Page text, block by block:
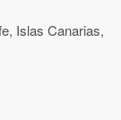
Islas Canarias,